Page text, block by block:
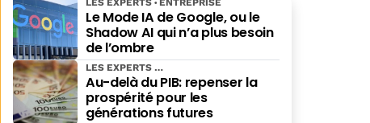
Le Mode IA de Google, ou le
Shadow AI qui n’a plus besoin
de l’ombre
LES EXPERTS ENTREPRISE
Au-delà du PIB: repenser la
prospérité pour les
générations futures
LES EXPERTS